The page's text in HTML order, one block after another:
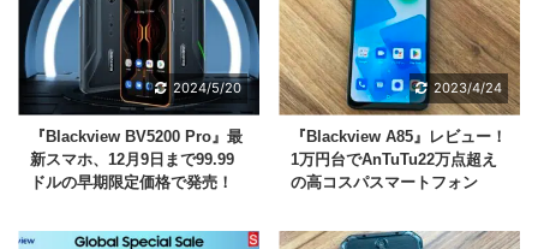
2024/5/20
『Blackview BV5200 Pro』最
新スマホ、12月9日まで99.99
ドルの早期限定価格で発売！
2023/4/24
『Blackview A85』レビュー！
1万円台でAnTuTu22万点超え
の高コスパスマートフォン